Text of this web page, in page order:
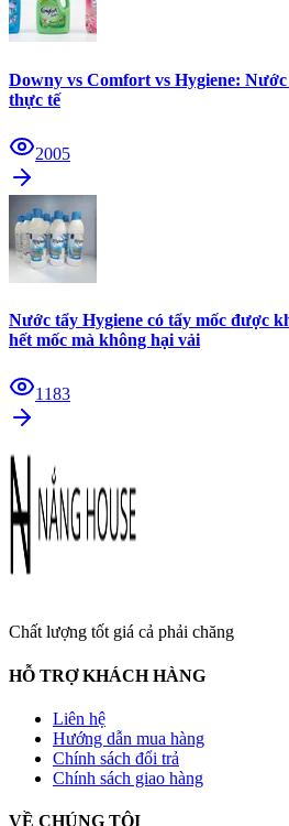
Downy vs Comfort vs Hygiene:
thực tế
2005
Nước tẩy Hygiene có tẩy mốc được
hết mốc mà không hại vải
1183
Chất lượng tốt giá cả phải chăng
HỖ TRỢ KHÁCH HÀNG
Liên hệ
Hướng dẫn mua hàng
Chính sách đổi trả
Chính sách giao hàng
VỀ CHÚNG TÔI